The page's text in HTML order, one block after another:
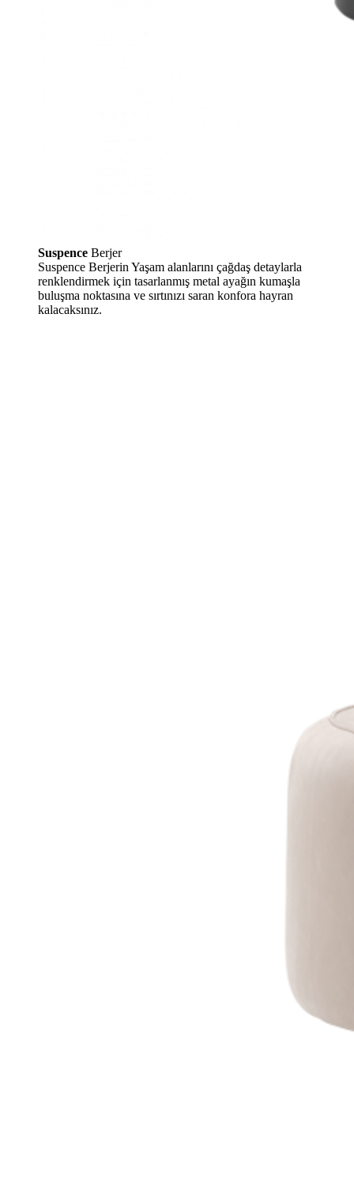
Suspence Berjer
Suspence Berjerin Yaşam alanlarını çağdaş detaylarla
renklendirmek için tasarlanmış metal ayağın kumaşla
buluşma noktasına ve sırtınızı saran konfora hayran
kalacaksınız.